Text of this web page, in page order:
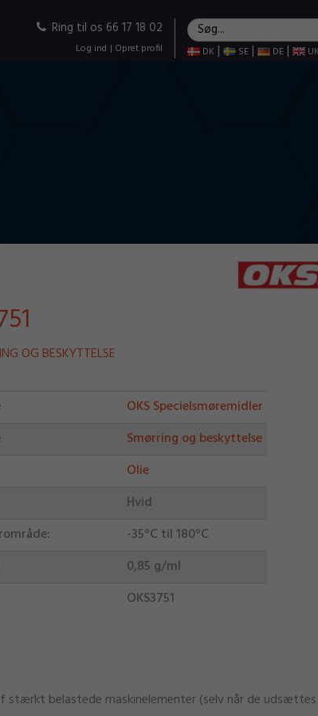
Ring til os 66 17 18 02
Log ind | Opret profil DK | SE | DE | UK
OG BESKYTTELSE
OKS Specielsmøremidler
Smørring og beskyttelse
Olie
Hvid
-35°C til 180°C
0,85 g/ml
OKS3751
stærkt belastede maskinelementer (selv når de